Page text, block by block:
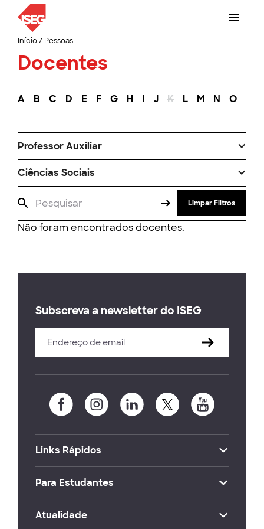
Início/ Pessoas
Docentes
A B C D E F G H I J K L M N O
Professor Auxiliar
Ciências Sociais
Limpar Filtros
Não foram encontrados docentes.
Subscreva a newsletter do ISEG
Links Rápidos
Para Estudantes
Atualidade